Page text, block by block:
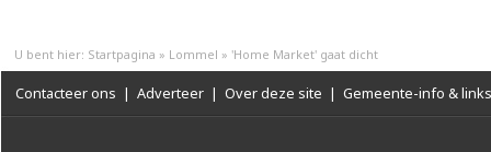
U bent hier: Startpagina » Lommel » 'Home Market' gaat dicht
Contacteer ons | Adverteer | Over deze site | Gemeente-info & links